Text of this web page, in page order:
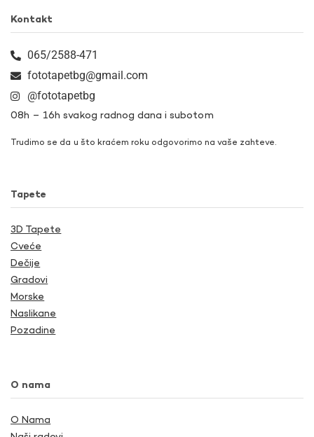
Kontakt
065/2588-471
fototapetbg@gmail.com
@fototapetbg
08h – 16h svakog radnog dana i subotom
Trudimo se da u što kraćem roku odgovorimo na vaše zahteve.
Tapete
3D Tapete
Cveće
Dečije
Gradovi
Morske
Naslikane
Pozadine
O nama
O Nama